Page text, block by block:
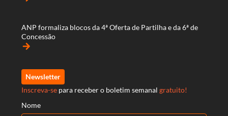
ANP formaliza blocos da 4ª Oferta de Partilha e da 6ª de
Concessão
arrow_forward
Newsletter
Inscreva-se para receber o boletim semanal gratuito!
Nome